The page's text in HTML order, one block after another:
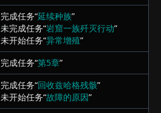
完成任务“延续种族”
未完成任务“岩窟一族歼灭行动”
未开始任务“异常增殖”
完成任务“第5章”
完成任务“回收兹哈格残骸”
未开始任务“故障的原因”